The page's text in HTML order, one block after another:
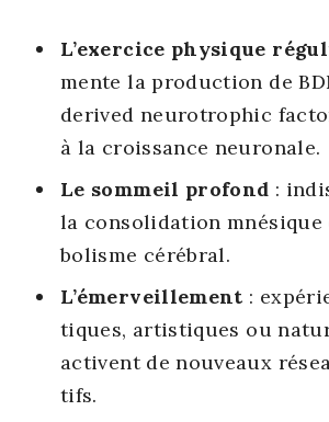
L’exercice phy­sique
mente la pro­duc­tion de
deri­ved neu­ro­tro­phic
à la crois­sance neu­ro­nale.
Le som­meil pro­fond :
la conso­li­da­tion
bo­lisme céré­bral.
L’émerveillement :
tiques, artis­tiques ou
activent de nou­veaux
tifs.